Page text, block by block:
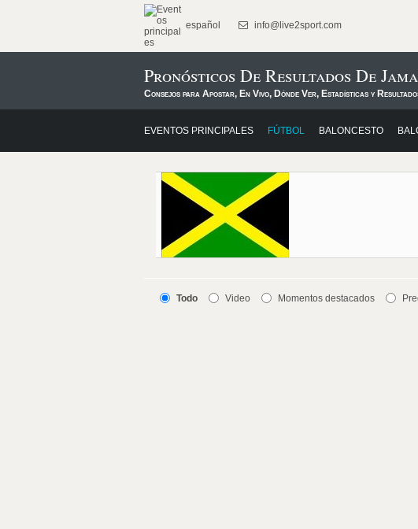
español info@live2sport.com
Pronósticos De Resultados De
Consejos para Apostar, En Vivo, Dónde Ver, Estadísticas y
EVENTOS PRINCIPALES FÚTBOL BALONCESTO
Todo Video Momentos destacados